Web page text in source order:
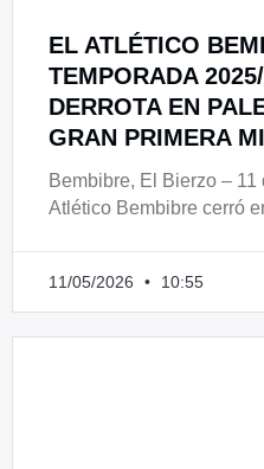
EL ATLÉTICO
TEMPORADA
DERROTA EN
GRAN PRIMERA
Bembibre, El Bierzo –
Atlético Bembibre cerró
11/05/2026 10:55